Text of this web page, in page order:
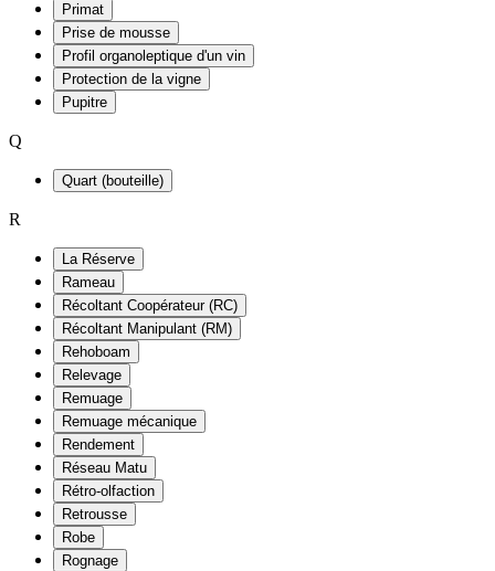
Primat
Prise de mousse
Profil organoleptique d'un vin
Protection de la vigne
Pupitre
Q
Quart (bouteille)
R
La Réserve
Rameau
Récoltant Coopérateur (RC)
Récoltant Manipulant (RM)
Rehoboam
Relevage
Remuage
Remuage mécanique
Rendement
Réseau Matu
Rétro-olfaction
Retrousse
Robe
Rognage